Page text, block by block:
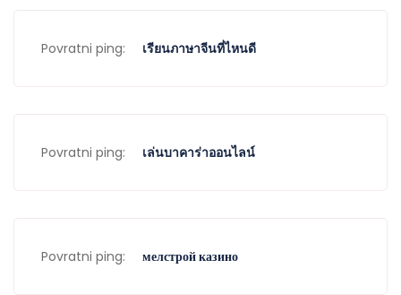
Povratni ping: เรียนภาษาจีนที่ไหนดี
Povratni ping: เล่นบาคาร่าออนไลน์
Povratni ping: мелстрой казино